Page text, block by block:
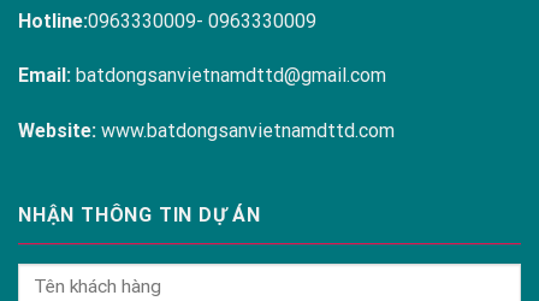
Hotline:0963330009- 0963330009
Email: batdongsanvietnamdttd@gmail.com
Website: www.batdongsanvietnamdttd.com
NHẬN THÔNG TIN DỰ ÁN